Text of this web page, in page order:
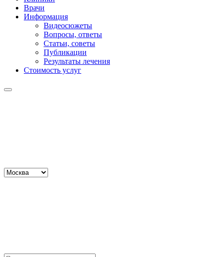
Врачи
Информация
Видеосюжеты
Вопросы, ответы
Статьи, советы
Публикации
Результаты лечения
Стоимость услуг